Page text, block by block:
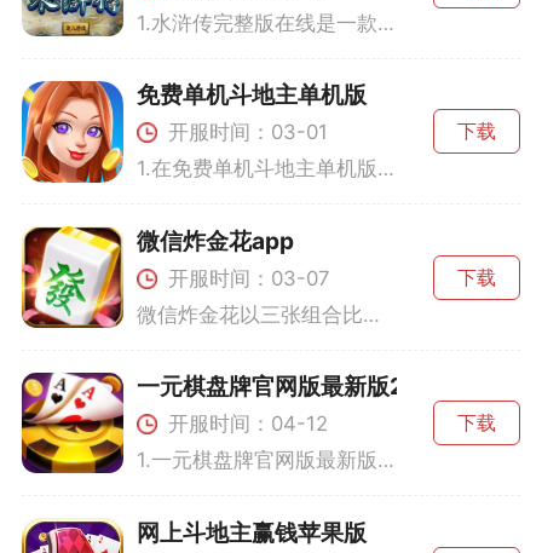
1.水浒传完整版在线是一款集策略、技巧、娱乐于一体的手机游戏。玩家围绕水浒传中的人物和故事展开一系列的挑战。您将使用虚拟的飞盘抛出您的运气，进行5轮转动挑战，期望实现满盘龙的终极目标。这些环节不仅考验玩家的策略水平，更成就满盘龙的快感。2.而万能图则是游戏的一大亮点，它以多种图案组合形式出现，帮助玩家灵活应对不同的游戏局面。比倍游戏则为那些敢于迎接风险的玩家提供了翻倍赢取金币的机会，在刺激与惊险中体验别样的乐趣。游戏不仅仅是纸牌的简单玩耍，而是智慧与勇气的完美碰撞。游戏特色1
免费单机斗地主单机版
开服时间：03-01
1.在免费单机斗地主单机版中，玩家将体验到最纯正的斗地主玩法。其简单直观的用户界面和人性化的操作设计，让新手玩家也能快速上手。游戏提供了详细的打法规则介绍，帮助你快速掌握游戏技巧。你可以选择与计算机ai对战，在不断的切磋中提升自己的牌技。游戏还设有多个难度级别，从初级到高级，满足不同层次玩家的需求。2.金币和上下游戏币是两种重要的资源。金币可用于在游戏商城购买道具或参与某些特殊比赛，而上下游戏币则用来记录你的对局成绩。这两者的平衡使用，是玩家走向成功的关键。游戏特色1.离线畅
下载
微信炸金花app
开服时间：03-07
微信炸金花以三张组合比大小为核心玩法，玩家通过发牌、下注、比牌等操作来决定胜负。游戏以经典的炸金花规则为基础，玩家需要运用策略，以及对同行玩家心理的把握，来赢得胜利。在整个游戏过程中，同花顺是最大牌型，而523最小但大于豹子的特别规则则为游戏增添了更多的刺激与挑战。游戏特色1.流畅游戏体验：游戏经过精心设计与优化，提供了流畅的操作体验，不会出现卡顿现象。玩家可以在任何设备上流畅地进行游戏，无论是低端手机还是高端设备。2.操作简单：微信炸金花的操作界面设计简单、直观，玩家可以轻
下载
一元棋盘牌官网版最新版2024
开服时间：04-12
1.一元棋盘牌官网版最新版2024拥有多种游戏模式，涵盖了从策略性强的牛牛和锄大地到休闲有趣的飞禽走兽等经典棋盘牌项目。除了这些经典项目，游戏还有各类丰富赛事和活动，让玩家在娱乐的同时可以赢取丰厚的金币奖励。2.无论是金币的收集还是上下游戏币的转换，游戏内的经济系统设计都十分科学合理，玩家可以通过每天的签到、完成任务或参与比赛获得金币奖励。这不仅增加了游戏的趣味性，也使得每一次对局都充满了期待和挑战。游戏特色1.多样化的游戏玩法：从策略技巧型到休闲娱乐型多种棋盘牌玩法应有尽有，满足
下载
网上斗地主赢钱苹果版